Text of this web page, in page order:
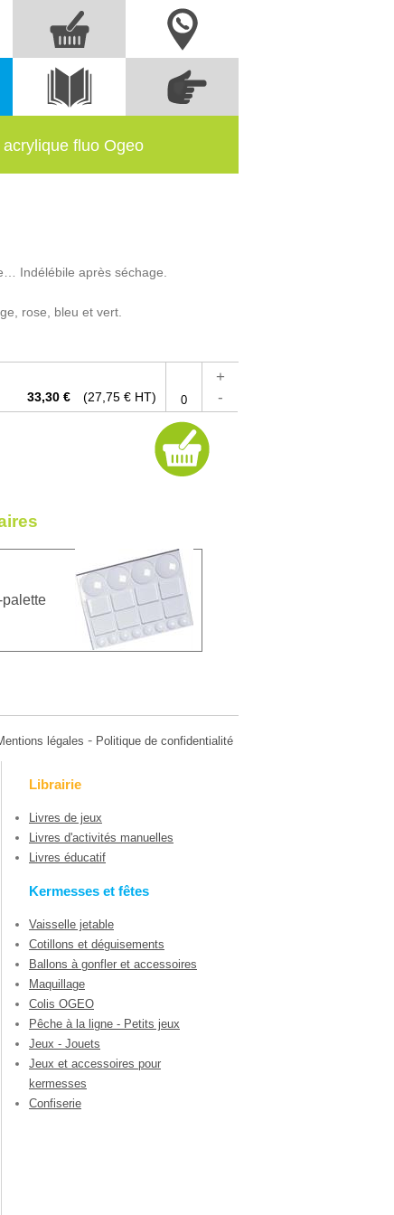
Nous contacter
Commandez
directement à partir
des références
Voir le
catalogue
fluo Ogeo
Indélébile après séchage.
rose, bleu et vert.
33,30 € (27,75 € HT)
+
-
palette
légales - Politique de confidentialité
Librairie
Livres de jeux
Livres d'activités manuelles
Livres éducatif
Kermesses et fêtes
Vaisselle jetable
Cotillons et déguisements
Ballons à gonfler et accessoires
Maquillage
Colis OGEO
Pêche à la ligne - Petits jeux
Jeux - Jouets
Jeux et accessoires pour
kermesses
Confiserie